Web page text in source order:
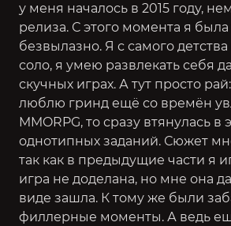
у меня началось в 2015 году,
релиза. С этого момента я была
безвылазно. Я с самого
соло, я умею развлекать себя
скучных играх. А тут просто рай:
люблю гринд ещё со времён
MMORPG, то сразу втянулась в
однотипных заданий. Сюжет
так как в предыдущие части я
игра не доделана, но мне она
виде зашла. К тому же были
филлерные моменты. А ведь